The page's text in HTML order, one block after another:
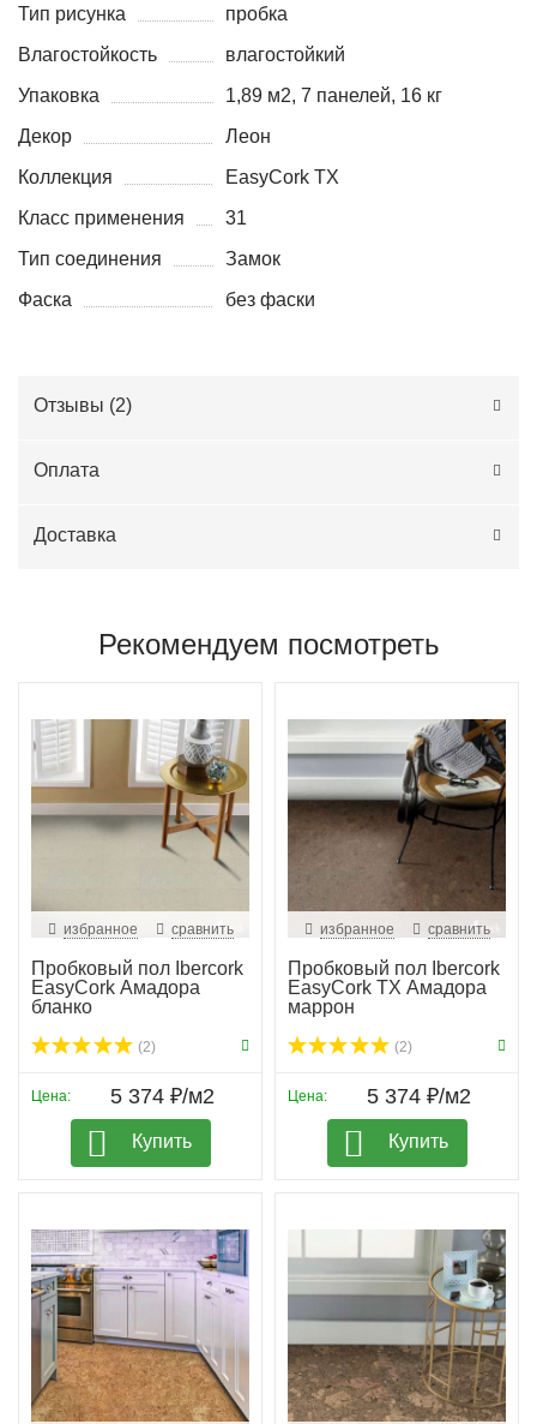
Тип рисунка
пробка
Влагостойкость
влагостойкий
Упаковка
1,89 м2, 7 панелей, 16 кг
Декор
Леон
Коллекция
EasyCork TX
Класс применения
31
Тип соединения
Замок
Фаска
без фаски
Отзывы (2)
Оплата
Доставка
Рекомендуем посмотреть
избранное сравнить
Пробковый пол Ibercork
EasyCork Амадора
бланко
(2)
Цена: 5 374 ₽/м2
Купить
избранное сравнить
Пробковый пол Ibercork
EasyCork TX Амадора
маррон
(2)
Цена: 5 374 ₽/м2
Купить